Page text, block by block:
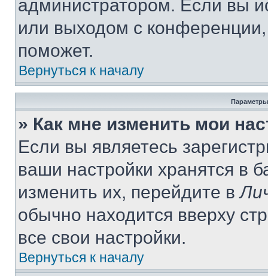
администратором. Если вы
или выходом с
поможет.
Вернуться к началу
Параметры
» Как мне изменить мои
Если вы являетесь
ваши настройки хранятся в
изменить их, перейдите в
обычно находится вверху
все свои настройки.
Вернуться к началу